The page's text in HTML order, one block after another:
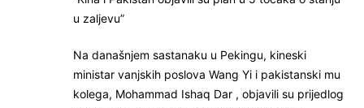
u zaljevu”
Na današnjem sastanaku u Pekingu, kineski
ministar vanjskih poslova Wang Yi i pakistanski mu
kolega, Mohammad Ishaq Dar , objavili su prijedlog